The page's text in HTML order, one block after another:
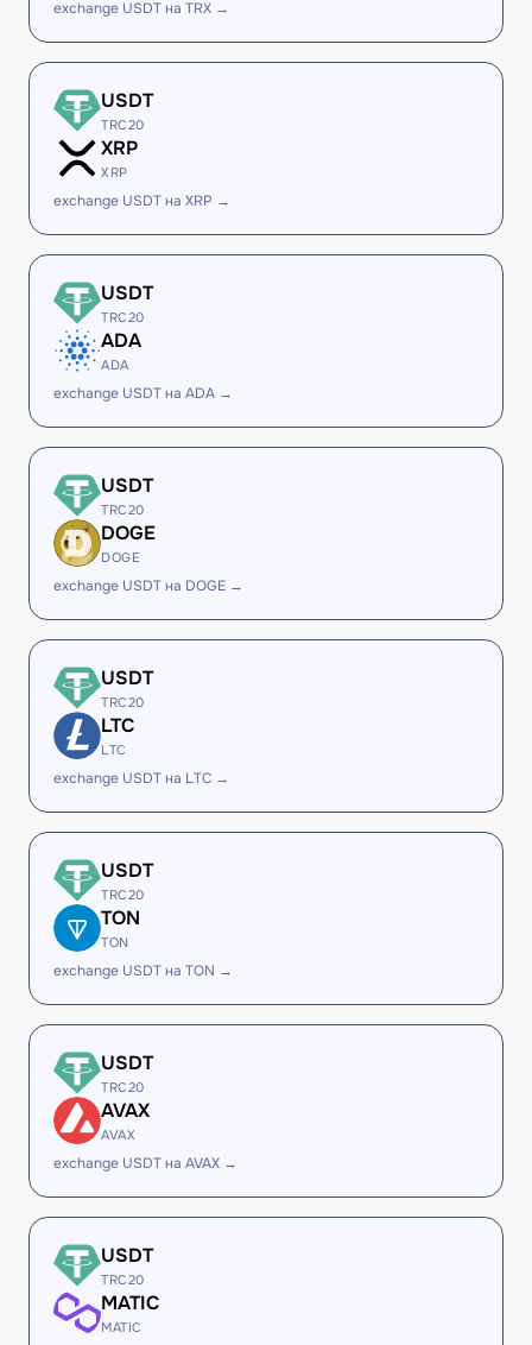
exchange USDT на TRX →
USDT
TRC20
XRP
XRP
exchange USDT на XRP →
USDT
TRC20
ADA
ADA
exchange USDT на ADA →
USDT
TRC20
DOGE
DOGE
exchange USDT на DOGE →
USDT
TRC20
LTC
LTC
exchange USDT на LTC →
USDT
TRC20
TON
TON
exchange USDT на TON →
USDT
TRC20
AVAX
AVAX
exchange USDT на AVAX →
USDT
TRC20
MATIC
MATIC